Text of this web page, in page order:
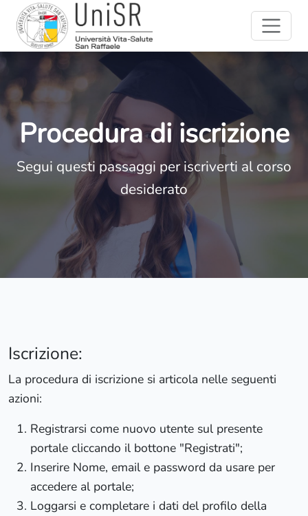
Procedura di iscrizione
Segui questi passaggi per iscriverti al corso
desiderato
Iscrizione:
La procedura di iscrizione si articola nelle seguenti
azioni:
Registrarsi come nuovo utente sul presente
portale cliccando il bottone "Registrati";
Inserire Nome, email e password da usare per
accedere al portale;
Loggarsi e completare i dati del profilo della